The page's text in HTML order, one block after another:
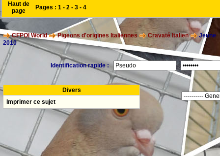
Haut de
page
Pages : 1 - 2 - 3 - 4
CFPOI World Pigeons d'origines Italiennes Cravaté Italien
Jeune
2010
Identification rapide :
Divers
Imprimer ce sujet